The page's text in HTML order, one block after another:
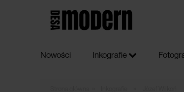
Nowości Inkografie